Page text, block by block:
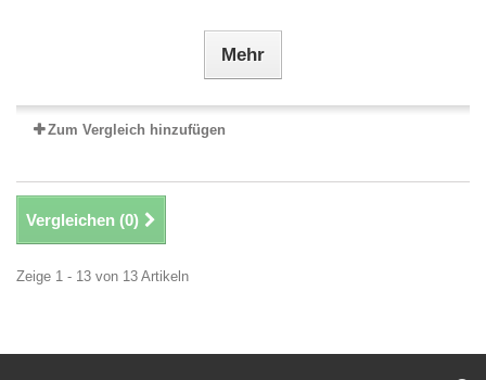
Mehr
Zum Vergleich hinzufügen
Vergleichen (0)
Zeige 1 - 13 von 13 Artikeln